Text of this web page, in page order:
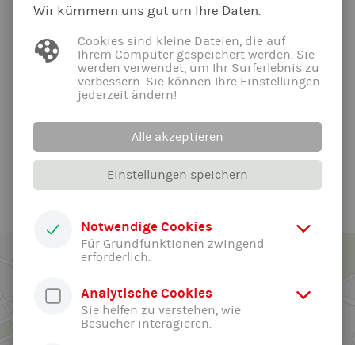
Belohnung in ein nahegelegenes Restaurant. Mit leckeren
fröhlich heim.
Dieser etwas besondere Wettkampf hat den Schwimmern,
egal ob jung oder ein bisschen älter, sehr viel Spaß bereitet
und allen ist klar: Sie wollen an diesem Wettkampf auch in
Alle News der Abteilung ...
Wir kümmern uns gut um Ihre Daten.
Cookies sind kleine Dateien, die auf
Ihrem Computer gespeichert werden. Sie
werden verwendet, um Ihr Surferlebnis zu
verbessern. Sie können Ihre Einstellungen
jederzeit ändern!
Alle akzeptieren
Einstellungen speichern
Notwendige Cookies
Für Grundfunktionen zwingend
erforderlich.
Analytische Cookies
Sie helfen zu verstehen, wie
Besucher interagieren.